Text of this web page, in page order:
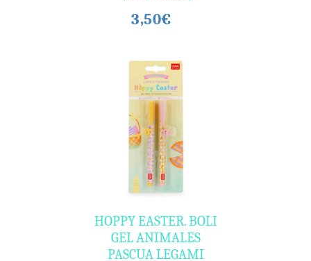
3,50€
HOPPY EASTER. BOLI
GEL ANIMALES
PASCUA LEGAMI